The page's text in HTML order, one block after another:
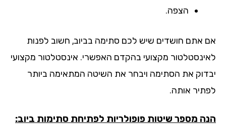
הצפה.
אתם חושדים שיש לכם סתימה בביוב, חשוב לפנות
מקצועי בהקדם האפשרי. אינסטלטור מקצועי
את הסתימה ויבחר את השיטה המתאימה ביותר
אותה.
מספר שיטות פופולריות לפתיחת סתימות ביוב: